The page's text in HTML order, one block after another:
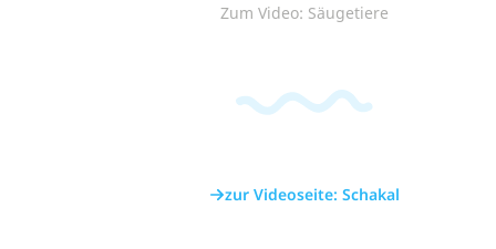
Zum Video: Säugetiere
zur Videoseite: Schakal